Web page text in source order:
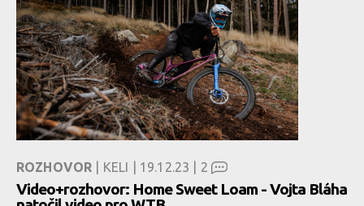
ROZHOVOR | KELI | 19.12.23 | 2
Video+rozhovor: Home Sweet Loam - Vojta Bláha